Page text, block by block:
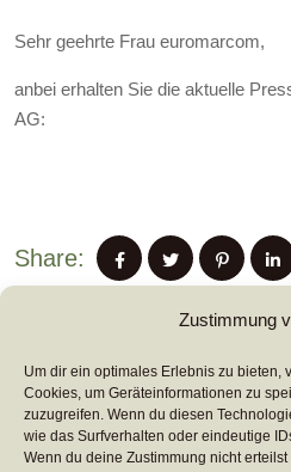
Zustimmung
Um dir ein optimales Erlebnis zu bieten,
Cookies, um Geräteinformationen zu
zuzugreifen. Wenn du diesen
wie das Surfverhalten oder eindeutige
Wenn du deine Zustimmung nicht
Sehr geehrte Frau euromarcom,
anbei erhalten Sie die aktuelle
AG:
Share:
NEXT